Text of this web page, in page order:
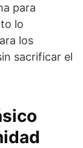
para
lo
los
sacrificar el